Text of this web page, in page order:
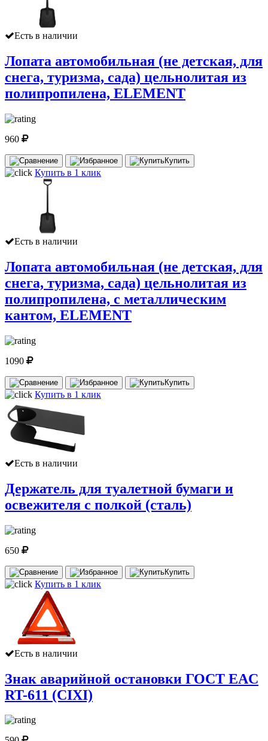
Есть в наличии
Лопата автомобильная (не детская, для
снега, туризма, сада) цельнолитая из
полипропилена, ELEMENT
960
Купить
Купить в 1 клик
Есть в наличии
Лопата автомобильная (не детская, для
снега, туризма, сада) цельнолитая из
полипропилена, с металлическим
кантом, ELEMENT
1090
Купить
Купить в 1 клик
Есть в наличии
Держатель для туалетной бумаги и
освежителя с полкой (сталь)
650
Купить
Купить в 1 клик
Есть в наличии
Знак аварийной остановки ГОСТ EAC
RT-611 (CIXI)